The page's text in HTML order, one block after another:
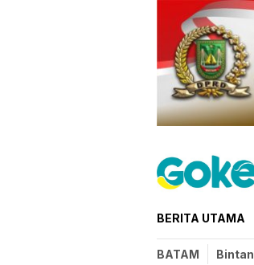
BERITA UTAMA
BATAM Bintan